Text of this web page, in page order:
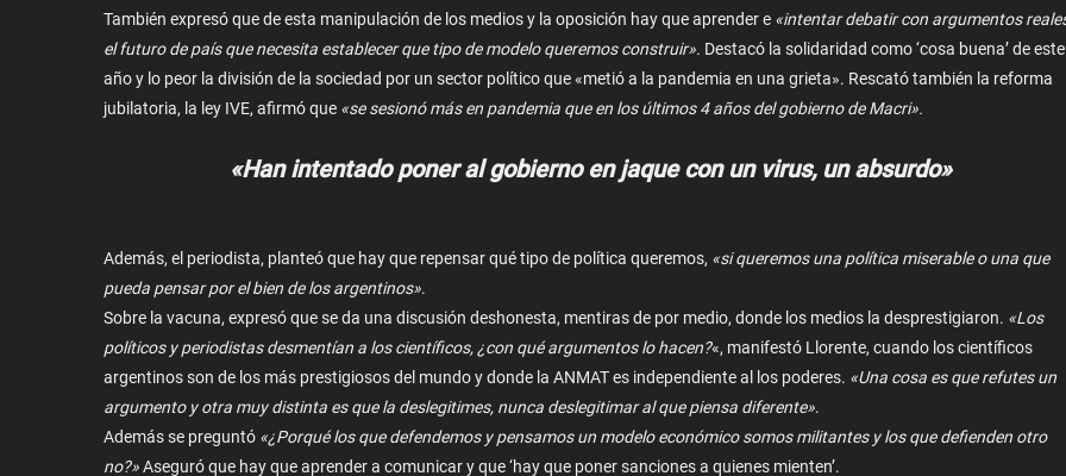
También expresó que de esta manipulación de los medios y la oposición hay que aprender e «intentar debatir con argumentos
el futuro de país que necesita establecer que tipo de modelo queremos construir». Destacó la solidaridad como ‘cosa buena’ de este
año y lo peor la división de la sociedad por un sector político que «metió a la pandemia en una grieta». Rescató también la reforma
jubilatoria, la ley IVE, afirmó que «se sesionó más en pandemia que en los últimos 4 años del gobierno de Macri».
«Han intentado poner al gobierno en jaque con un virus, un absurdo»
Además, el periodista, planteó que hay que repensar qué tipo de política queremos, «si queremos una política miserable o una que
pueda pensar por el bien de los argentinos».
Sobre la vacuna, expresó que se da una discusión deshonesta, mentiras de por medio, donde los medios la desprestigiaron. «Los
políticos y periodistas desmentían a los científicos, ¿con qué argumentos lo hacen?«, manifestó Llorente, cuando los científicos
argentinos son de los más prestigiosos del mundo y donde la ANMAT es independiente al los poderes. «Una cosa es que refutes un
argumento y otra muy distinta es que la deslegitimes, nunca deslegitimar al que piensa diferente».
Además se preguntó «¿Porqué los que defendemos y pensamos un modelo económico somos militantes y los que defienden otro
no?»Aseguró que hay que aprender a comunicar y que ‘hay que poner sanciones a quienes mienten’.